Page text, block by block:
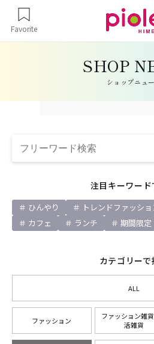
Favorite
ショップニュ
注目キーワード
ひんやり トレンドファッショ
カフェ
ランチ 期間限定
カテゴリーで
ALL
ファッション
ファッション雑
活雑貨